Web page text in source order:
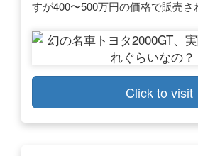
すが400〜500万円の価格で販売さ
Click to visit